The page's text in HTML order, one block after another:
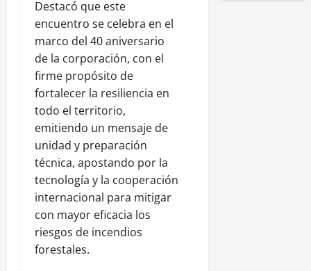
Destacó que este
encuentro se celebra en el
marco del 40 aniversario
de la corporación, con el
firme propósito de
fortalecer la resiliencia en
todo el territorio,
emitiendo un mensaje de
unidad y preparación
técnica, apostando por la
tecnología y la cooperación
internacional para mitigar
con mayor eficacia los
riesgos de incendios
forestales.